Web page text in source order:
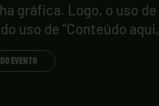
gráfica. Logo, o uso
uso de “Conteúdo
EVENTO